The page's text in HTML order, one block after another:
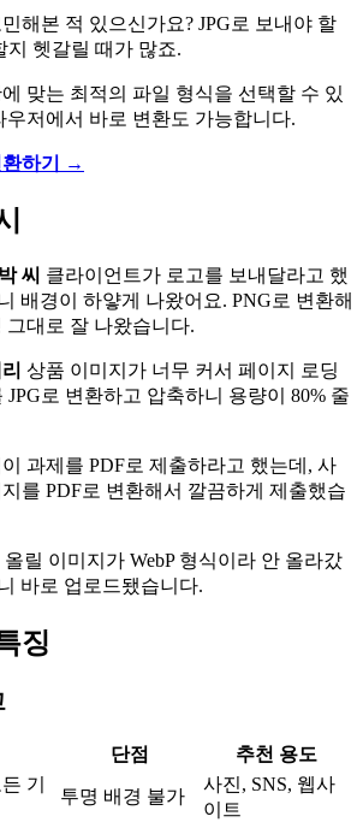
해본 적 있으신가요? JPG로 보내야 할
지 헷갈릴 때가 많죠.
맞는 최적의 파일 형식을 선택할 수 있
우저에서 바로 변환도 가능합니다.
환하기 →
씨 클라이언트가 로고를 보내달라고 했
배경이 하얗게 나왔어요. PNG로 변환해
대로 잘 나왔습니다.
상품 이미지가 너무 커서 페이지 로딩
JPG로 변환하고 압축하니 용량이 80% 줄
과제를 PDF로 제출하라고 했는데, 사
를 PDF로 변환해서 깔끔하게 제출했습
올릴 이미지가 WebP 형식이라 안 올라갔
바로 업로드됐습니다.
징
단점 추천 용도
기
투명 배경 불가
사진, SNS, 웹사
이트